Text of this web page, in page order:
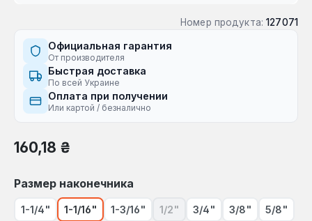
Номер продукта: 127071
Официальная гарантия
От производителя
Быстрая доставка
По всей Украине
Оплата при получении
Или картой / безналично
Обычная цена:
160,18 ₴
Выберите
Размер наконечника
1-1/4" 1-1/16" 1-3/16" 1/2"(В настоящее время эта
3/4" 3/8" 5/8"